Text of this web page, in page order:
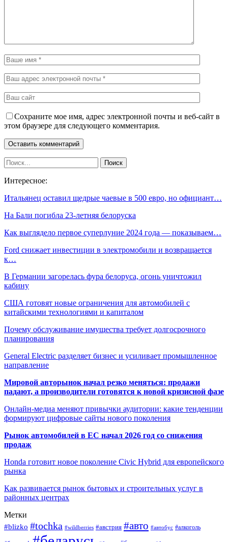
Сохраните мое имя, адрес электронной почты и веб-сайт в
этом браузере для следующего комментария.
Интересное:
Итальянец оставил щедрые чаевые в 500 евро, но официант…
На Бали погибла 23-летняя белоруска
Как выглядело первое суперлуние 2024 года — показываем…
Ford снижает инвестиции в электромобили и возвращается
к…
В Германии загорелась фура белоруса, огонь уничтожил
кабину
США готовят новые ограничения для автомобилей с
китайскими технологиями и капиталом
Почему обслуживание имущества требует долгосрочного
планирования
General Electric разделяет бизнес и усиливает промышленное
направление
Мировой авторынок начал резко меняться: продажи
падают, а производители готовятся к новой кризисной фазе
Онлайн-медиа меняют привычки аудитории: какие тенденции
формируют цифровые сайты нового поколения
Рынок автомобилей в ЕС начал 2026 год со снижения
продаж
Honda готовит новое поколение Civic Hybrid для европейского
рынка
Как развивается рынок бытовых и строительных услуг в
районных центрах
Метки
#blizko #tochka #wildberries #австрия #авто #автобус #алкоголь